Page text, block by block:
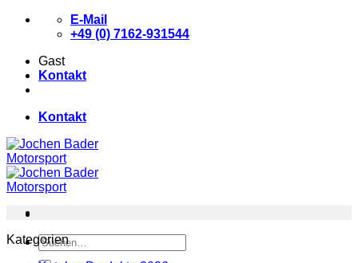
Zum
E-Mail
+49 (0) 7162-931544
Gast
Kontakt
Kontakt
Suchen
nach:
Kategorien